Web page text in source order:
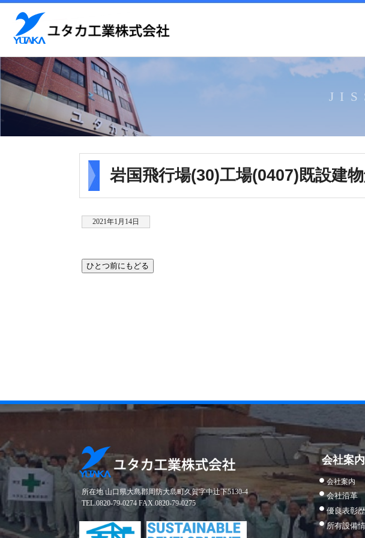
岩国飛行場(30)工場(0407)既設建
2021年1月14日
所在地 山口県大島郡周防大島町久賀字中辻下5130-4
TEL.0820-79-0274 FAX.0820-79-0275
会社案内
会社案内
会社沿革
優良表彰歴
所有設備